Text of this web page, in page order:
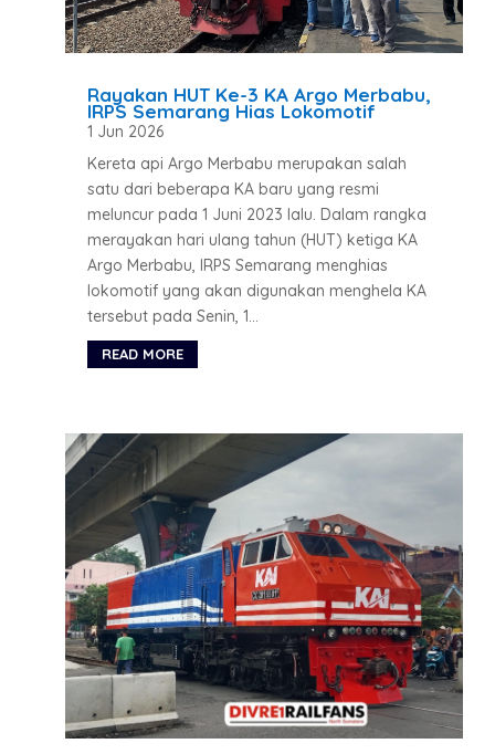
Rayakan HUT Ke-3 KA Argo Merbabu,
IRPS Semarang Hias Lokomotif
1 Jun 2026
Kereta api Argo Merbabu merupakan salah
satu dari beberapa KA baru yang resmi
meluncur pada 1 Juni 2023 lalu. Dalam rangka
merayakan hari ulang tahun (HUT) ketiga KA
Argo Merbabu, IRPS Semarang menghias
lokomotif yang akan digunakan menghela KA
tersebut pada Senin, 1...
READ MORE